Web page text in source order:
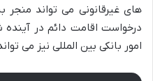
های غیرقانونی می تواند
درخواست اقامت دائم در
امور بانکی بین المللی نیز می